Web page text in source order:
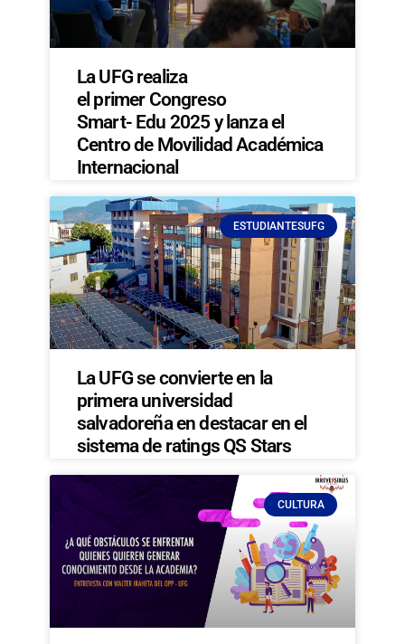
La UFG realiza
el primer Congreso
Smart- Edu 2025 y lanza el
Centro de Movilidad Académica
Internacional
ESTUDIANTESUFG
La UFG se convierte en la
primera universidad
salvadoreña en destacar en el
sistema de ratings QS Stars
CULTURA